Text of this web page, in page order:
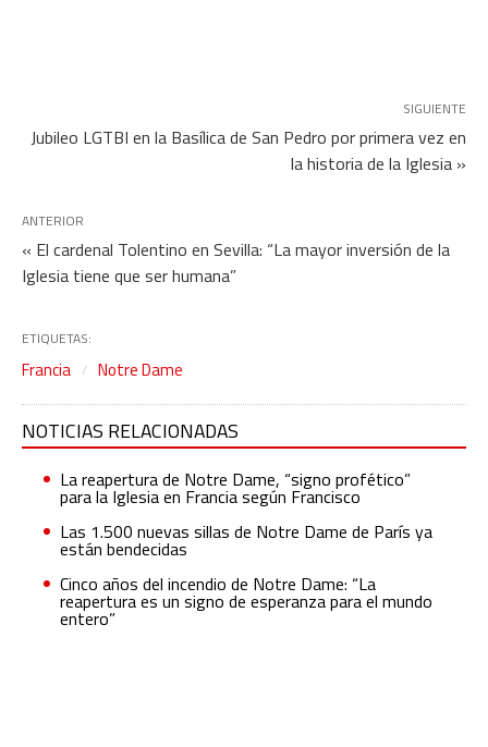
SIGUIENTE
Jubileo LGTBI en la Basílica de San Pedro por primera vez en
la historia de la Iglesia »
ANTERIOR
« El cardenal Tolentino en Sevilla: “La mayor inversión de la
Iglesia tiene que ser humana”
ETIQUETAS:
Francia Notre Dame
NOTICIAS RELACIONADAS
La reapertura de Notre Dame, “signo profético”
para la Iglesia en Francia según Francisco
Las 1.500 nuevas sillas de Notre Dame de París ya
están bendecidas
Cinco años del incendio de Notre Dame: “La
reapertura es un signo de esperanza para el mundo
entero”